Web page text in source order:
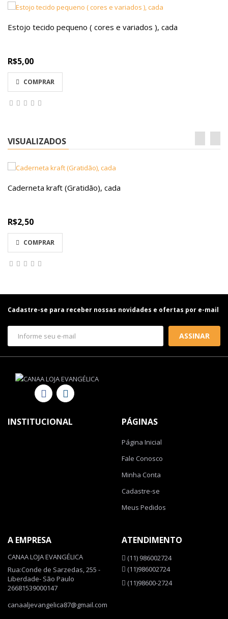
Estojo tecido pequeno ( cores e variados ), cada
R$5,00
COMPRAR
VISUALIZADOS
Caderneta kraft (Gratidão), cada
R$2,50
COMPRAR
Cadastre-se para receber nossas novidades e ofertas por e-mail
ASSINAR
INSTITUCIONAL PÁGINAS
Página Inicial
Fale Conosco
Minha Conta
Cadastre-se
Meus Pedidos
A EMPRESA
CANAA LOJA EVANGÉLICA
Rua:Conde de Sarzedas, 255 -
Liberdade- São Paulo
26681539000147
canaaljevangelica87@gmail.com
ATENDIMENTO
(11) 986002724
(11)986002724
(11)98600-2724